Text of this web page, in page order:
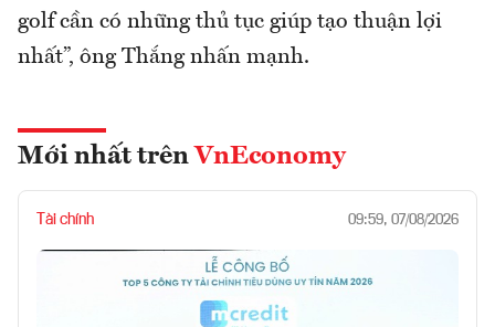
golf cần có những thủ tục giúp tạo thuận lợi
nhất”, ông Thắng nhấn mạnh.
Mới nhất trên VnEconomy
Tài chính 09:59, 07/08/2026